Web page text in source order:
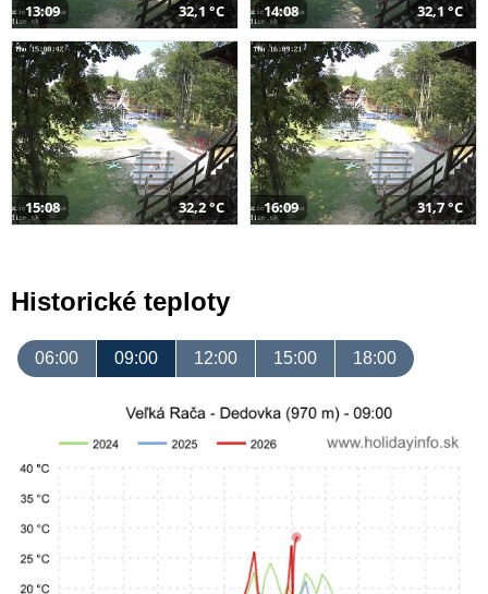
13:09 32,1 °C 14:08 32,1 °C
15:08 32,2 °C 16:09 31,7 °C
Historické teploty
06:00 09:00 12:00 15:00 18:00